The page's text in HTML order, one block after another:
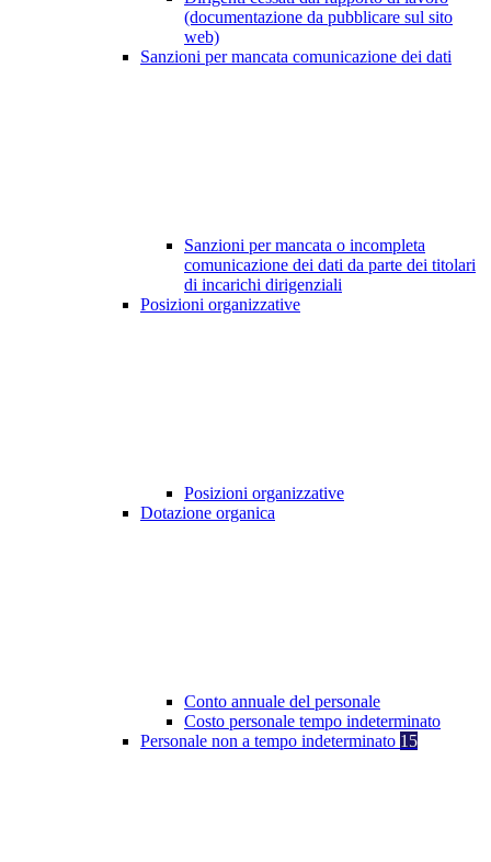
(documentazione da pubblicare sul sito
web)
Sanzioni per mancata comunicazione dei dati
Sanzioni per mancata o incompleta
comunicazione dei dati da parte dei titolari
di incarichi dirigenziali
Posizioni organizzative
Posizioni organizzative
Dotazione organica
Conto annuale del personale
Costo personale tempo indeterminato
Personale non a tempo indeterminato 15